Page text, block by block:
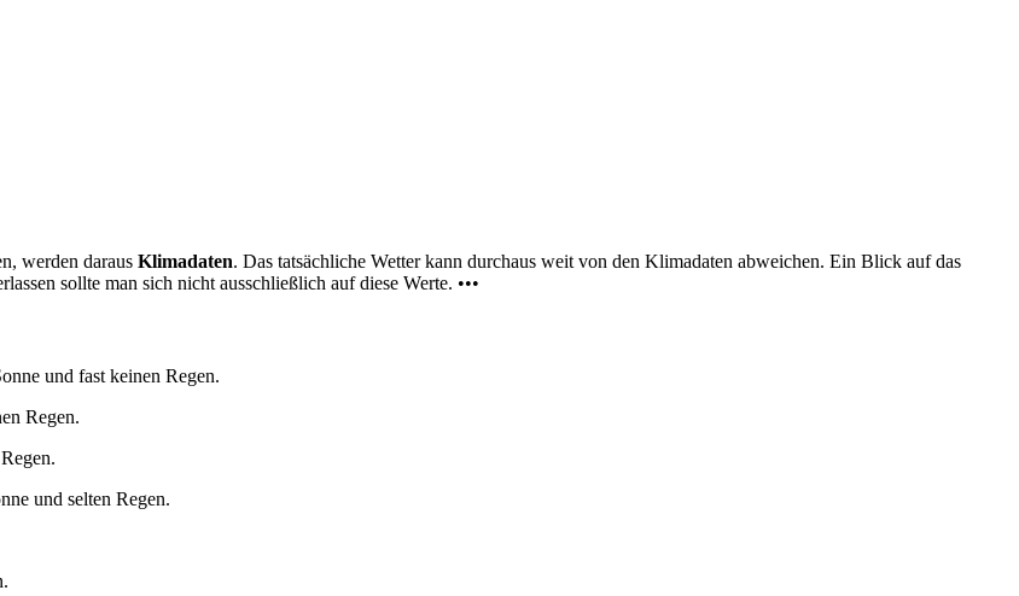
werden daraus Klimadaten. Das tatsächliche Wetter kann durchaus weit von den Klimadaten abweichen. Ein Blick auf das
sollte man sich nicht ausschließlich auf diese Werte. •••
und fast keinen Regen.
Regen.
und selten Regen.